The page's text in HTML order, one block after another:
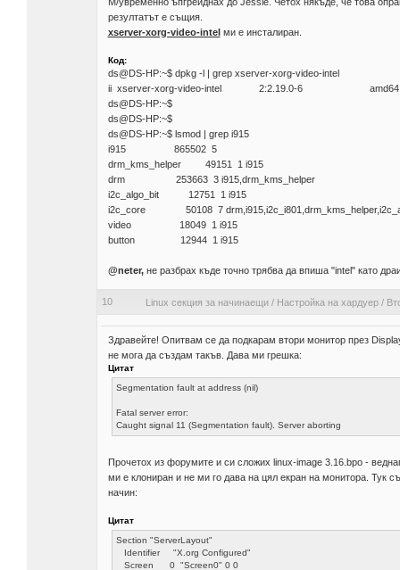
резултатът е същия.
xserver-xorg-video-intel ми е инсталиран.
Код:
ds@DS-HP:~$ dpkg -l | grep xserver-xorg-video-intel
ii xserver-xorg-video-intel 2:2.19.0-6 amd64
ds@DS-HP:~$
ds@DS-HP:~$
ds@DS-HP:~$ lsmod | grep i915
i915 865502 5
drm_kms_helper 49151 1 i915
drm 253663 3 i915,drm_kms_helper
i2c_algo_bit 12751 1 i915
i2c_core 50108 7
video 18049 1 i915
button 12944 1 i915
@neter,не разбрах къде точно трябва да впиша "intel" като
10 Linux секция за начинаещи/ Настройка на хардуер/
Здравейте! Опитвам се да подкарам втори монитор през
не мога да създам такъв. Дава ми грешка:
Цитат
Segmentation fault at address (nil)
Fatal server error:
Caught signal 11 (Segmentation fault). Server aborting
Прочетох из форумите и си сложих linux-image 3.16.bpo -
ми е клониран и не ми го дава на цял екран на монитора. Тук
начин:
Цитат
Section "ServerLayout"
Identifier "X.org Configured"
Screen 0 "Screen0" 0 0